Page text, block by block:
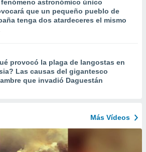
fenómeno astronómico único
que un pequeño pueblo de
tenga dos atardeceres el mismo
provocó la plaga de langostas en
Las causas del gigantesco
que invadió Daguestán
Más Vídeos